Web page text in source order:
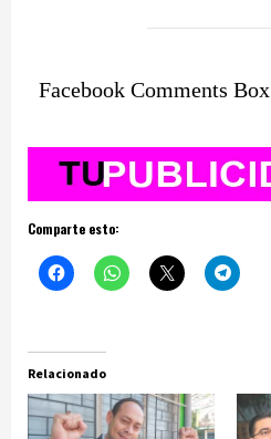
Facebook Comments Box
Comparte esto:
Relacionado